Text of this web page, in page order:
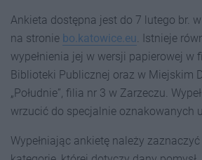
Ankieta dostępna jest do 7 lutego br.
na stronie bo.katowice.eu. Istnieje
wypełnienia jej w wersji papierowej w
Biblioteki Publicznej oraz w Miejskim
„Południe”, filia nr 3 w Zarzeczu.
wrzucić do specjalnie oznakowanych
Wypełniając ankietę należy